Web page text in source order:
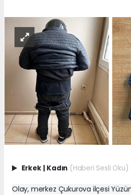
Erkek Kadın (Haberi Sesli Oku)
Olay, merkez Çukurova ilçesi